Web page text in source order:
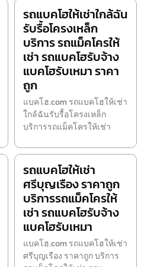
รถแบคโฮให้เช่าใกล้ฉัน
รับรื้อโครงเหล็ก
บริการ รถแม็คโครให้
เช่า รถแบคโฮรับจ้าง
แบคโฮรับเหมา ราคา
ถูก
แบคโฮ.com รถแบคโฮให้เช่า
ใกล้ฉันรับรื้อโครงเหล็ก
บริการรถแม็คโครให้เช่า
รถแบคโฮให้เช่า
ศรีบุญเรือง ราคาถูก
บริการรถแม็คโครให้
เช่า รถแบคโฮรับจ้าง
แบคโฮรับเหมา
แบคโฮ.com รถแบคโฮให้เช่า
ศรีบุญเรือง ราคาถูก บริการ